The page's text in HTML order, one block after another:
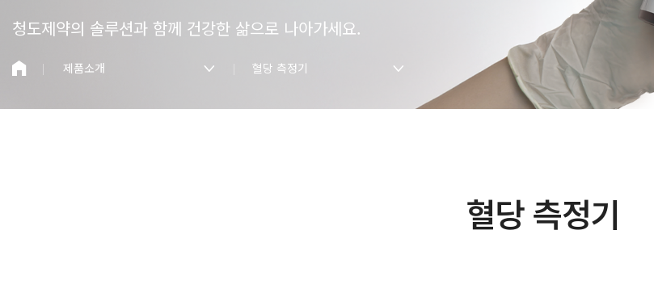
청도제약의 솔루션과 함께 건강한 삶으로 나아가세요.
제품소개 혈당 측정기
혈당 측정기